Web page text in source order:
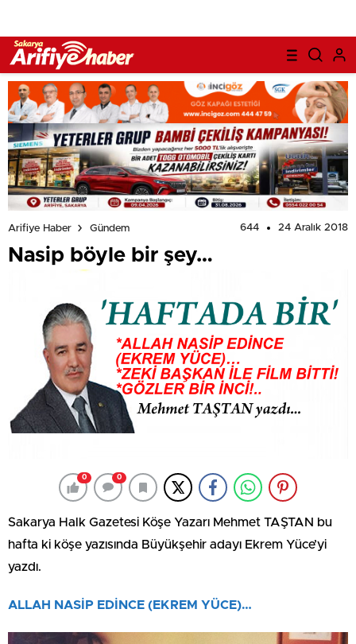
Arifiye Haber Gündem 644 24 Aralık 2018
Nasip böyle bir şey…
0 0
Sakarya Halk Gazetesi Köşe Yazarı Mehmet TAŞTAN bu
hafta ki köşe yazısında Büyükşehir adayı Ekrem Yüce’yi
yazdı.
ALLAH NASİP EDİNCE (EKREM YÜCE)…